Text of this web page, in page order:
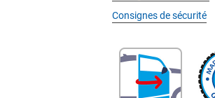
Consignes de sécurité